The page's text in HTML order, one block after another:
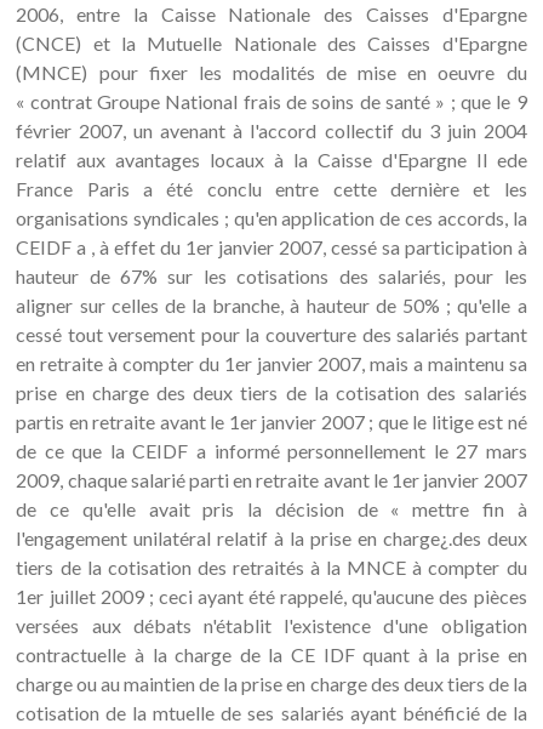
2006, entre la Caisse Nationale des Caisses d'Epargne
(CNCE) et la Mutuelle Nationale des Caisses d'Epargne
(MNCE) pour fixer les modalités de mise en oeuvre du
« contrat Groupe National frais de soins de santé » ; que le 9
février 2007, un avenant à l'accord collectif du 3 juin 2004
relatif aux avantages locaux à la Caisse d'Epargne Il ede
France Paris a été conclu entre cette dernière et les
organisations syndicales ; qu'en application de ces accords, la
CEIDF a , à effet du 1er janvier 2007, cessé sa participation à
hauteur de 67% sur les cotisations des salariés, pour les
aligner sur celles de la branche, à hauteur de 50% ; qu'elle a
cessé tout versement pour la couverture des salariés partant
en retraite à compter du 1er janvier 2007, mais a maintenu sa
prise en charge des deux tiers de la cotisation des salariés
partis en retraite avant le 1er janvier 2007 ; que le litige est né
de ce que la CEIDF a informé personnellement le 27 mars
2009, chaque salarié parti en retraite avant le 1er janvier 2007
de ce qu'elle avait pris la décision de « mettre fin à
l'engagement unilatéral relatif à la prise en charge¿.des deux
tiers de la cotisation des retraités à la MNCE à compter du
1er juillet 2009 ; ceci ayant été rappelé, qu'aucune des pièces
versées aux débats n'établit l'existence d'une obligation
contractuelle à la charge de la CE IDF quant à la prise en
charge ou au maintien de la prise en charge des deux tiers de la
cotisation de la mtuelle de ses salariés ayant bénéficié de la